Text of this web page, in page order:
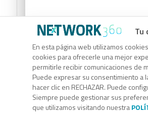
Tu
En esta página web utilizamos
cookies para ofrecerle una mejor
permitirle recibir comunicaciones de
Puede expresar su consentimiento a
hacer clic en RECHAZAR. Puede
Siempre puede gestionar sus
que utilizamos visitando nuestra
Código Rss
Para copiar el enlace RSS en el